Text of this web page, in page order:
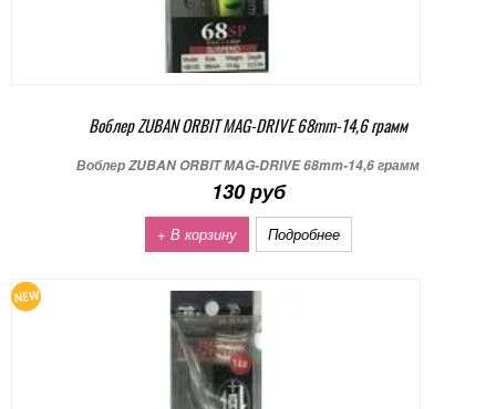
Воблер ZUBAN ORBIT MAG-DRIVE 68mm-14,6 грамм
Воблер ZUBAN ORBIT MAG-DRIVE 68mm-14,6 грамм
130 руб
+ В корзину Подробнее